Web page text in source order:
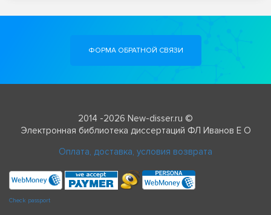
ФОРМА ОБРАТНОЙ СВЯЗИ
2014 -2026 New-disser.ru ©
Электронная библиотека диссертаций ФЛ Иванов Е О
Оплата, доставка, условия возврата
Check passport